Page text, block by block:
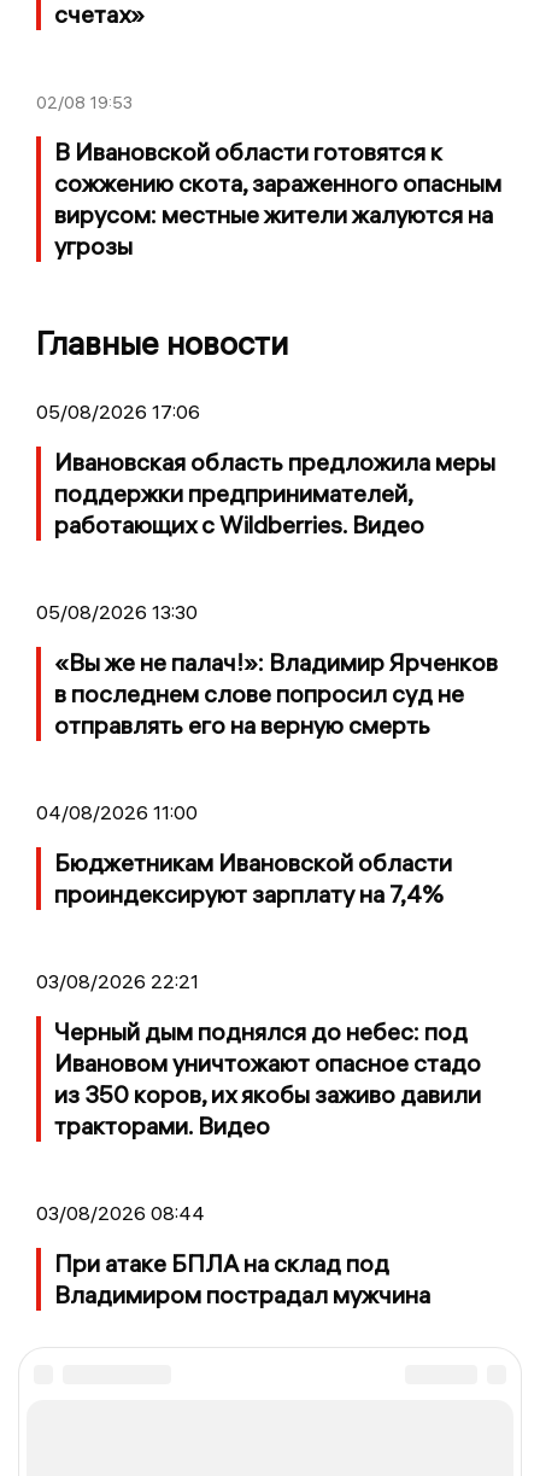
счетах»
02/08 19:53
В Ивановской области готовятся к
сожжению скота, зараженного опасным
вирусом: местные жители жалуются на
угрозы
Главные новости
05/08/2026 17:06
Ивановская область предложила меры
поддержки предпринимателей,
работающих с Wildberries. Видео
05/08/2026 13:30
«Вы же не палач!»: Владимир Ярченков
в последнем слове попросил суд не
отправлять его на верную смерть
04/08/2026 11:00
Бюджетникам Ивановской области
проиндексируют зарплату на 7,4%
03/08/2026 22:21
Черный дым поднялся до небес: под
Ивановом уничтожают опасное стадо
из 350 коров, их якобы заживо давили
тракторами. Видео
03/08/2026 08:44
При атаке БПЛА на склад под
Владимиром пострадал мужчина